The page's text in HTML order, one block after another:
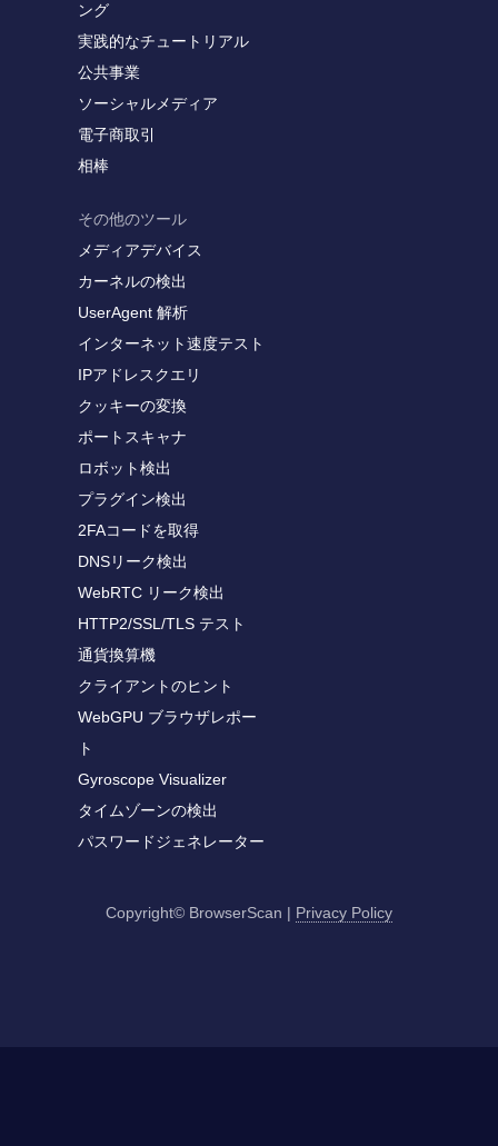
ング
実践的なチュートリアル
公共事業
ソーシャルメディア
電子商取引
相棒
その他のツール
メディアデバイス
カーネルの検出
UserAgent 解析
インターネット速度テスト
IPアドレスクエリ
クッキーの変換
ポートスキャナ
ロボット検出
プラグイン検出
2FAコードを取得
DNSリーク検出
WebRTC リーク検出
HTTP2/SSL/TLS テスト
通貨換算機
クライアントのヒント
WebGPU ブラウザレポー
ト
Gyroscope Visualizer
タイムゾーンの検出
パスワードジェネレーター
Copyright© BrowserScan | Privacy Policy